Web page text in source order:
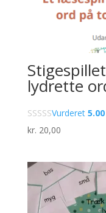
lydrette
Vurderet 5.00
kr. 20,00